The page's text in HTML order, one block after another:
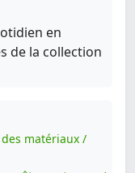
en
de la collection
matériaux /